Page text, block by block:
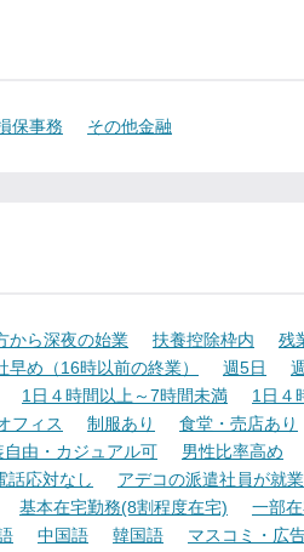
保事務 その他金融
から深夜の始業 扶養控除枠内
残
早め（16時以前の終業） 週5日
1日４時間以上～7時間未満
1日４
フィス 制服あり
食堂・売店あり
自由・カジュアル可
男性比率高め
話応対なし
アデコの派遣社員が就
基本在宅勤務(8割程度在宅)
一部
中国語 韓国語
マスコミ・広